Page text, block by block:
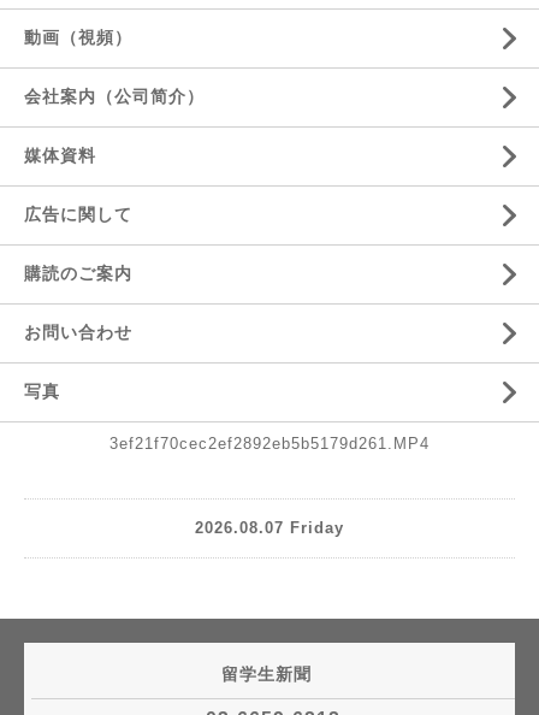
動画（視頻）
会社案内（公司简介）
媒体資料
広告に関して
購読のご案内
お問い合わせ
写真
3ef21f70cec2ef2892eb5b5179d261.MP4
2026.08.07 Friday
留学生新聞